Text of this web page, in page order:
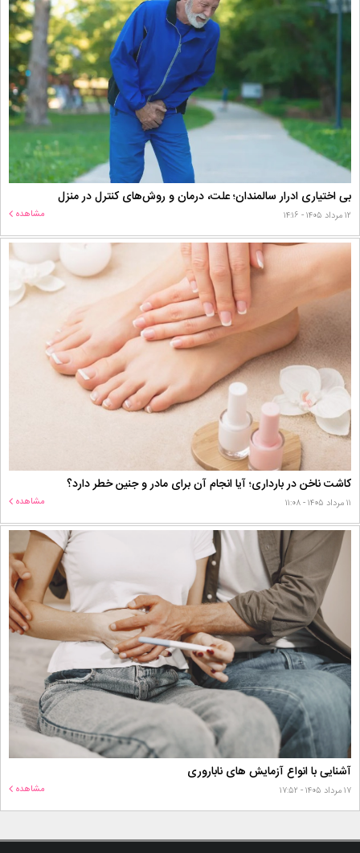
بی اختیاری ادرار سالمندان؛ علت، درمان و روش‌های کنترل در منزل
۱۲ مرداد ۱۴۰۵ - ۱۴:۱۶ مشاهده
کاشت ناخن در بارداری؛ آیا انجام آن برای مادر و جنین خطر دارد؟
۱۱ مرداد ۱۴۰۵ - ۱۱:۰۸ مشاهده
آشنایی با انواع آزمایش های ناباروری
۱۷ مرداد ۱۴۰۵ - ۱۷:۵۲ مشاهده